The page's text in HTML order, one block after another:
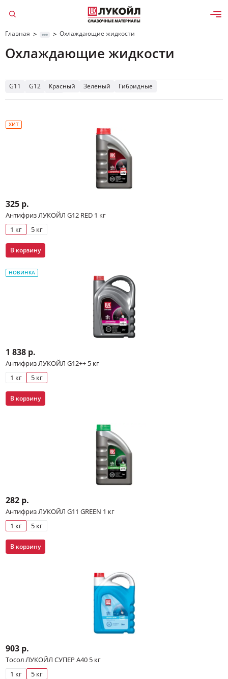
Да, верно Изменить
Главная > > Охлаждающие жидкости
Охлаждающие жидкости
G11 G12 Красный Зеленый
Гибридные
Карбоксилатные
ХИТ
325 р.
Антифриз ЛУКОЙЛ G12 RED 1 кг
1 кг
5 кг
В корзину
НОВИНКА
1 838 р.
Антифриз ЛУКОЙЛ G12++ 5 кг
1 кг
5 кг
В корзину
282 р.
Антифриз ЛУКОЙЛ G11 GREEN 1 кг
1 кг
5 кг
В корзину
903 р.
Тосол ЛУКОЙЛ СУПЕР А40 5 кг
1 кг
5 кг